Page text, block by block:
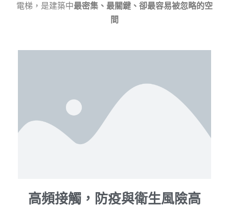
電梯，是建築中最密集、最關鍵、卻最容易被忽略的空
間
高頻接觸，防疫與衛生風險高